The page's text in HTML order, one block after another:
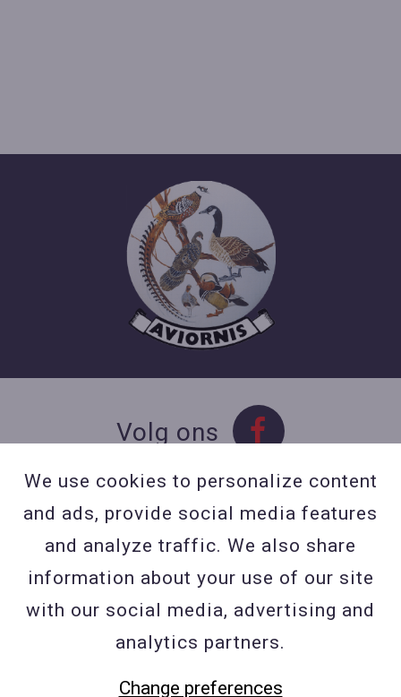
Volg ons
Contact
Contacteer ons
BE 0423 427 566 (0032
477601560
Wuytsbergen (HRT) 118, 2200
We use cookies to personalize content
and ads, provide social media features
and analyze traffic. We also share
information about your use of our site
with our social media, advertising and
analytics partners.
Change preferences